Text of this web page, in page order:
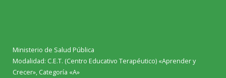
Ministerio de Salud Pública
Modalidad: C.E.T. (Centro Educativo Terapéutico) «Aprender y
Crecer», Categoría «A»